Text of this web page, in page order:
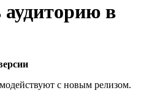
аудиторию в
с новым релизом.